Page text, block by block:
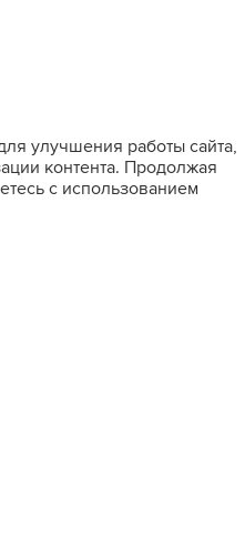
улучшения работы сайта,
контента. Продолжая
с использованием